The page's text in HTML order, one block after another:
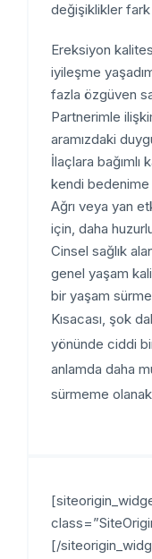
değişiklikler fark
Ereksiyon
iyileşme
fazla özgüven
Partnerimle
aramızdaki
İlaçlara
kendi
Ağrı veya yan
için, daha
Cinsel sağlık
genel yaşam
bir yaşam
Kısacası, şok
yönünde ciddi
anlamda daha
sürmeme olanak
[/